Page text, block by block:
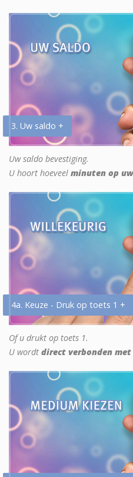
3. Uw saldo +
Uw saldo bevestiging.
U hoort hoeveel minuten op
4a. Keuze - Druk op toets 1 +
Of u drukt op toets 1.
U wordt direct verbonden met